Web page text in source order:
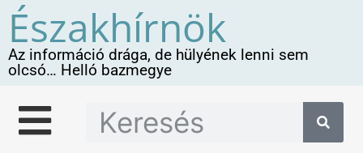
Északhírnök
Az információ drága, de hülyének lenni sem
olcsó… Helló bazmegye